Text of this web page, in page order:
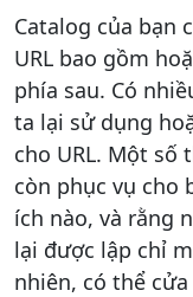
Catalog của bạn
URL bao gồm
phía sau. Có
ta lại sử dụng
cho URL. Một
còn phục vụ cho
ích nào, và rằng
lại được lập chỉ
nhiên, có thể